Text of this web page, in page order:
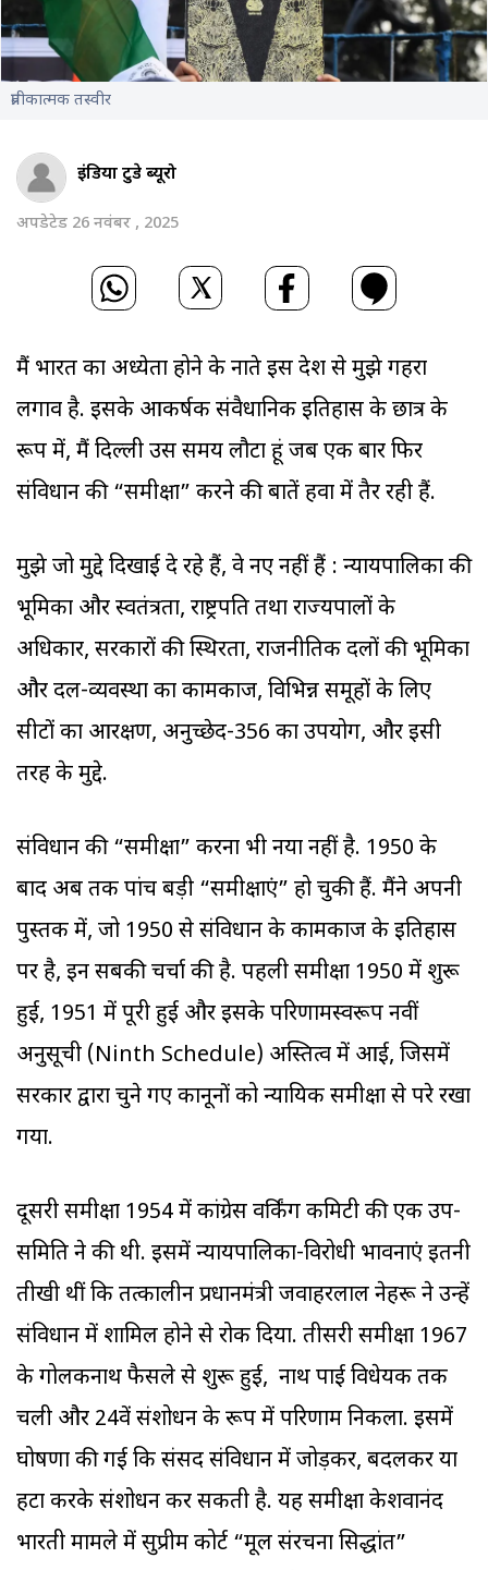
प्रतीकात्मक तस्वीर
इंडिया टुडे ब्यूरो
अपडेटेड 26 नवंबर , 2025
मैं भारत का अध्येता होने के नाते इस देश से मुझे गहरा
लगाव है. इसके आकर्षक संवैधानिक इतिहास के छात्र के
रूप में, मैं दिल्ली उस समय लौटा हूं जब एक बार फिर
संविधान की “समीक्षा” करने की बातें हवा में तैर रही हैं.
मुझे जो मुद्दे दिखाई दे रहे हैं, वे नए नहीं हैं : न्यायपालिका की
भूमिका और स्वतंत्रता, राष्ट्रपति तथा राज्यपालों के
अधिकार, सरकारों की स्थिरता, राजनीतिक दलों की भूमिका
और दल-व्यवस्था का कामकाज, विभिन्न समूहों के लिए
सीटों का आरक्षण, अनुच्छेद-356 का उपयोग, और इसी
तरह के मुद्दे.
संविधान की “समीक्षा” करना भी नया नहीं है. 1950 के
बाद अब तक पांच बड़ी “समीक्षाएं” हो चुकी हैं. मैंने अपनी
पुस्तक में, जो 1950 से संविधान के कामकाज के इतिहास
पर है, इन सबकी चर्चा की है. पहली समीक्षा 1950 में शुरू
हुई, 1951 में पूरी हुई और इसके परिणामस्वरूप नवीं
अनुसूची (Ninth Schedule) अस्तित्व में आई, जिसमें
सरकार द्वारा चुने गए कानूनों को न्यायिक समीक्षा से परे रखा
गया.
दूसरी समीक्षा 1954 में कांग्रेस वर्किंग कमिटी की एक उप-
समिति ने की थी. इसमें न्यायपालिका-विरोधी भावनाएं इतनी
तीखी थीं कि तत्कालीन प्रधानमंत्री जवाहरलाल नेहरू ने उन्हें
संविधान में शामिल होने से रोक दिया. तीसरी समीक्षा 1967
के गोलकनाथ फैसले से शुरू हुई, नाथ पाई विधेयक तक
चली और 24वें संशोधन के रूप में परिणाम निकला. इसमें
घोषणा की गई कि संसद संविधान में जोड़कर, बदलकर या
हटा करके संशोधन कर सकती है. यह समीक्षा केशवानंद
भारती मामले में सुप्रीम कोर्ट “मूल संरचना सिद्धांत”